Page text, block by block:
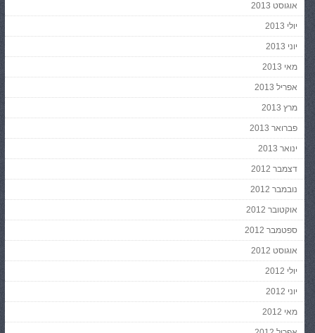
אוגוסט 2013
יולי 2013
יוני 2013
מאי 2013
אפריל 2013
מרץ 2013
פברואר 2013
ינואר 2013
דצמבר 2012
נובמבר 2012
אוקטובר 2012
ספטמבר 2012
אוגוסט 2012
יולי 2012
יוני 2012
מאי 2012